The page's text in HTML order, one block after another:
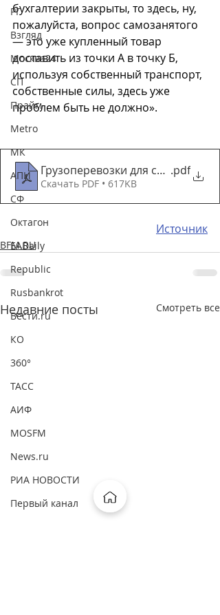
РГ
Взгляд
Москва24
СП
Прайм
Metro
МК
АПИ
СФ
Октагон
EADaily
Republic
Rusbankrot
Вести.ru
КО
360°
ТАСС
АИФ
MOSFM
News.ru
РИА НОВОСТИ
Первый канал
бухгалтерии закрыты, то здесь, ну,
пожалуйста, вопрос самозанятого
— это уже купленный товар
доставить из точки А в точку Б,
используя собственный транспорт,
собственные силы, здесь уже
проблем быть не должно».
Грузоперевозки для самозанятых
.pdf
Скачать PDF • 617KB
Источник
BFM.RU
Недавние посты Смотреть все